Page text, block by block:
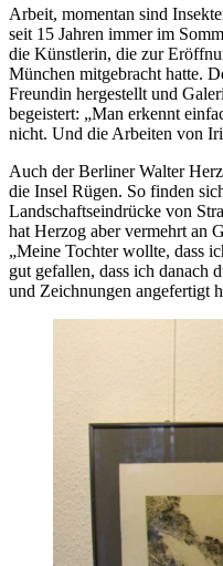
Arbeit, momentan sind
seit 15 Jahren immer im
die Künstlerin, die zur
München mitgebracht hatte.
Freundin hergestellt und
begeistert: „Man erkennt
nicht. Und die Arbeiten von
Auch der Berliner Walter
die Insel Rügen. So finden
Landschaftseindrücke von
hat Herzog aber vermehrt an
„Meine Tochter wollte, dass
gut gefallen, dass ich danach
und Zeichnungen angefertigt